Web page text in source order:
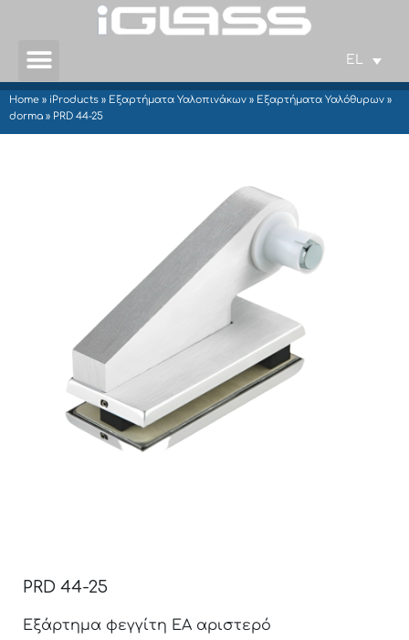
EL
Home » iProducts » Εξαρτήματα Υαλοπινάκων » Εξαρτήματα Υαλόθυρων »
dorma » PRD 44-25
PRD 44-25
Εξάρτημα φεγγίτη ΕΑ αριστερό